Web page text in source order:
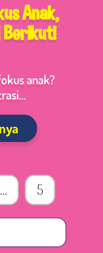
Anak,
anak?
… 5